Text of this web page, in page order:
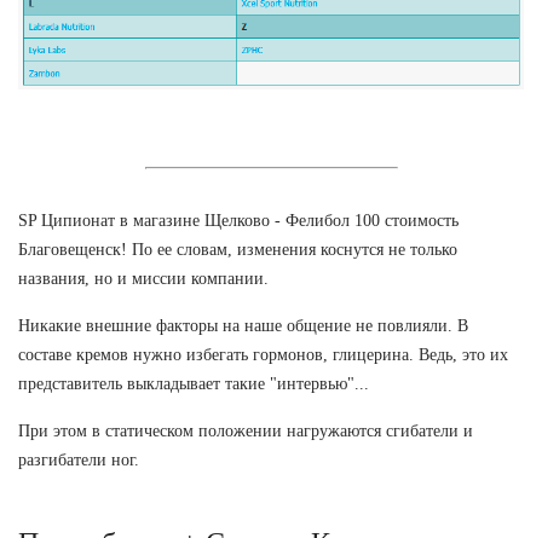
SP Ципионат в магазине Щелково - Фелибол 100 стоимость
Благовещенск! По ее словам, изменения коснутся не только
названия, но и миссии компании.
Никакие внешние факторы на наше общение не повлияли. В
составе кремов нужно избегать гормонов, глицерина. Ведь, это их
представитель выкладывает такие "интервью"...
При этом в статическом положении нагружаются сгибатели и
разгибатели ног.